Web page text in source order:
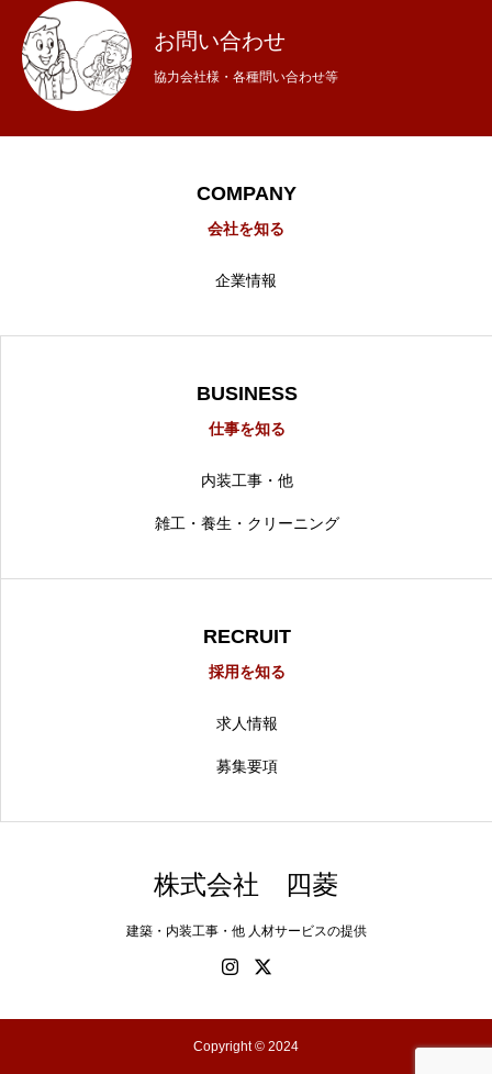
お問い合わせ
協力会社様・各種問い合わせ等
COMPANY
会社を知る
企業情報
BUSINESS
仕事を知る
内装工事・他
雑工・養生・クリーニング
RECRUIT
採用を知る
求人情報
募集要項
株式会社 四菱
建築・内装工事・他 人材サービスの提供
Copyright © 2024